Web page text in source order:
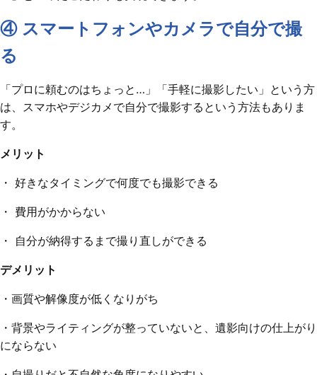
④ スマートフォンやカメラで自分で撮
る
「プロに頼むのはちょっと…」「手軽に撮影したい」という方
は、スマホやデジカメで自分で撮影するという方法もありま
す。
メリット
・ 好きなタイミングで何度でも撮影できる
・ 費用がかからない
・ 自分が納得するまで撮り直しができる
デメリット
・画質や解像度が低くなりがち
・背景やライティングが整っていないと、遺影向けの仕上がり
にならない